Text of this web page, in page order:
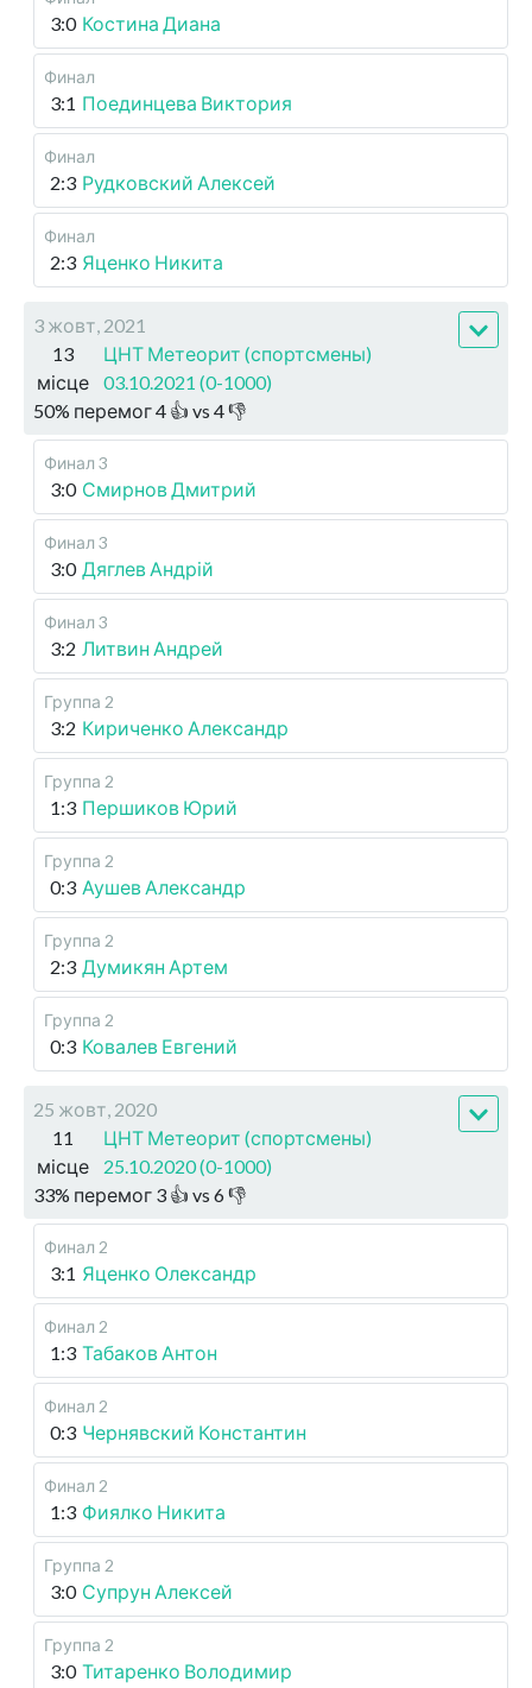
3:0 Костина Диана
Финал
3:1 Поединцева Виктория
Финал
2:3 Рудковский Алексей
Финал
2:3 Яценко Никита
3 жовт, 2021
13
місце
ЦНТ Метеорит (спортсмены)
03.10.2021 (0-1000)
50% перемог4 👍 vs 4👎
Финал 3
3:0 Смирнов Дмитрий
Финал 3
3:0 Дяглев Андрій
Финал 3
3:2 Литвин Андрей
Группа 2
3:2 Кириченко Александр
Группа 2
1:3 Першиков Юрий
Группа 2
0:3 Аушев Александр
Группа 2
2:3 Думикян Артем
Группа 2
0:3 Ковалев Евгений
25 жовт, 2020
11
місце
ЦНТ Метеорит (спортсмены)
25.10.2020 (0-1000)
33% перемог 3 👍 vs 6👎
Финал 2
3:1 Яценко Олександр
Финал 2
1:3 Табаков Антон
Финал 2
0:3 Чернявский Константин
Финал 2
1:3 Фиялко Никита
Группа 2
3:0 Супрун Алексей
Группа 2
3:0 Титаренко Володимир